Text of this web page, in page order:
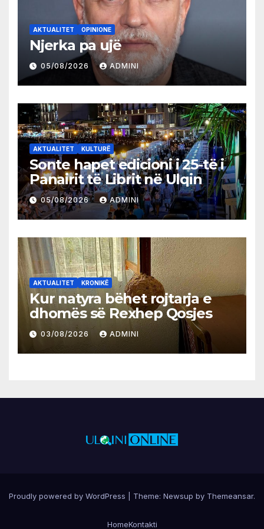
AKTUALITET OPINIONE
Njerka pa ujë
05/08/2026 ADMINI
AKTUALITET KULTURË
Sonte hapet edicioni i 25-të i
Panairit të Librit në Ulqin
05/08/2026 ADMINI
AKTUALITET KRONIKË
Kur natyra bëhet rojtarja e
dhomës së Rexhep Qosjes
03/08/2026 ADMINI
Proudly powered by WordPress Theme: Newsup by Themeansar.
HomeKontakti